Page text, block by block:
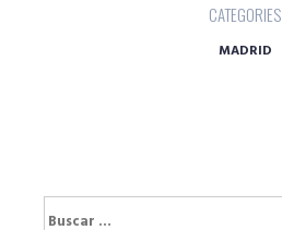
CATEGORIES
MADRID
Buscar: